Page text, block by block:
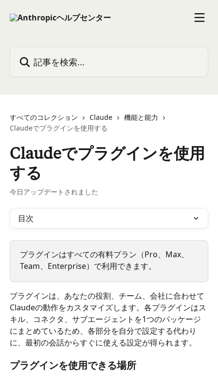
すべてのコレクション Claude
機能と能力
Claudeでプラグインを使用する
Claudeでプラグインを使用
する
今日アップデートされました
目次
プラグインはすべての有料プラン（Pro、Max、
Team、Enterprise）で利用できます。
プラグインは、あなたの役割、チーム、会社に合わせて
Claudeの動作をカスタマイズします。各プラグインはス
キル、コネクタ、サブエージェントを1つのパッケージ
にまとめているため、各部分を自分で設定する代わり
に、最初の会話からすぐに使える設定が得られます。
プラグインを使用できる場所